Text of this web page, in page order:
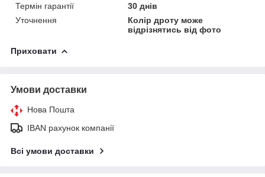
Термін гарантії
30 днів
Уточнення
Колір дроту може
відрізнятись від фото
Приховати
Умови доставки
Нова Пошта
IBAN рахунок компанії
Всі умови доставки